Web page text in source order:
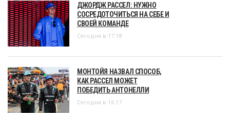
ДЖОРДЖ РАССЕЛ: НУЖНО
СОСРЕДОТОЧИТЬСЯ НА СЕБЕ И
СВОЕЙ КОМАНДЕ
Сегодня в 17:18
МОНТОЙЯ НАЗВАЛ СПОСОБ,
КАК РАССЕЛ МОЖЕТ
ПОБЕДИТЬ АНТОНЕЛЛИ
Сегодня в 16:17